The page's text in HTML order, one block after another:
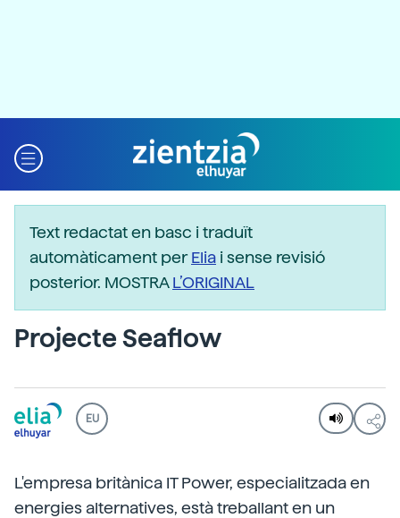
Text redactat en basc i traduït
automàticament perElia i sense revisió
posterior. MOSTRAL’ORIGINAL
Projecte Seaflow
EU
L'empresa britànica IT Power, especialitzada en
energies alternatives, està treballant en un